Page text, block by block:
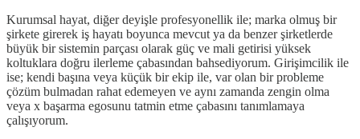
Kurumsal hayat, diğer deyişle profesyonellik ile; marka olmuş bir
şirkete girerek iş hayatı boyunca mevcut ya da benzer şirketlerde
büyük bir sistemin parçası olarak güç ve mali getirisi yüksek
koltuklara doğru ilerleme çabasından bahsediyorum. Girişimcilik ile
ise; kendi başına veya küçük bir ekip ile, var olan bir probleme
çözüm bulmadan rahat edemeyen ve aynı zamanda zengin olma
veya x başarma egosunu tatmin etme çabasını tanımlamaya
çalışıyorum.